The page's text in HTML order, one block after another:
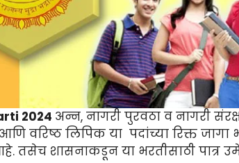
2024 अन्न, नागरी पुरवठा व नागरी
वरिष्ठ लिपिक या पदांच्या रिक्त जागा
तसेच शासनाकडून या भरतीसाठी पात्र